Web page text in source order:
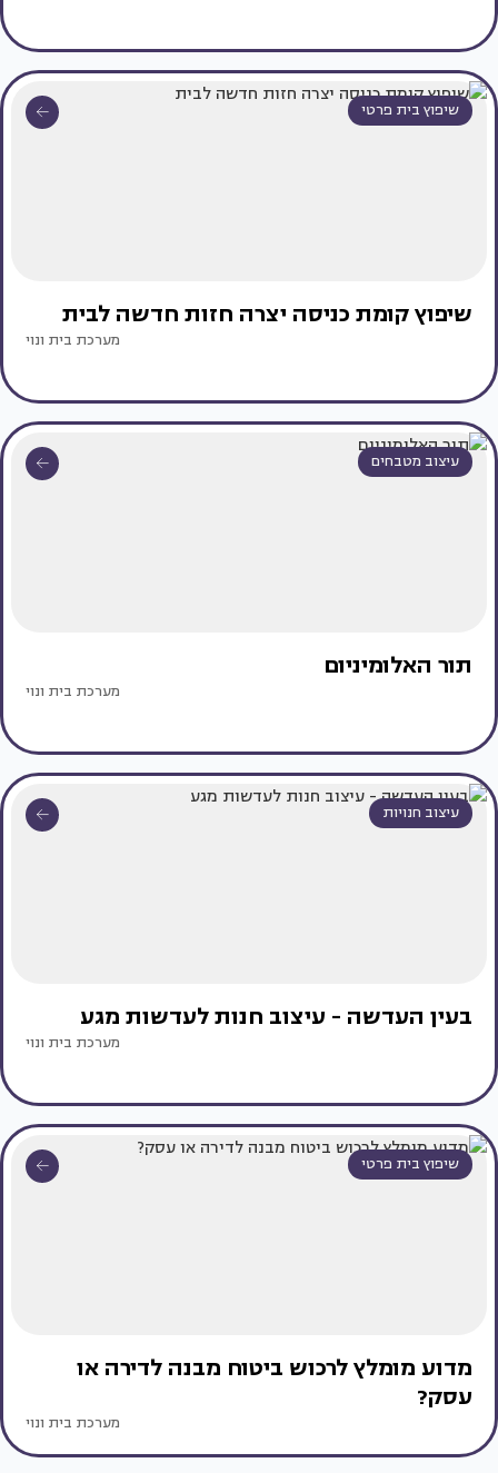
שיפוץ בית פרטי
שיפוץ קומת כניסה יצרה חזות חדשה לבית
מערכת בית ונוי
עיצוב מטבחים
תור האלומיניום
מערכת בית ונוי
עיצוב חנויות
בעין העדשה - עיצוב חנות לעדשות מגע
מערכת בית ונוי
שיפוץ בית פרטי
מדוע מומלץ לרכוש ביטוח מבנה לדירה או
עסק?
מערכת בית ונוי